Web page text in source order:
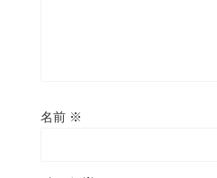
名前 ※